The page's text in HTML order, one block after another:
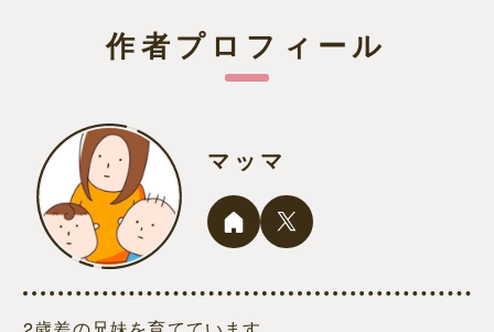
作者プロフィール
マッマ